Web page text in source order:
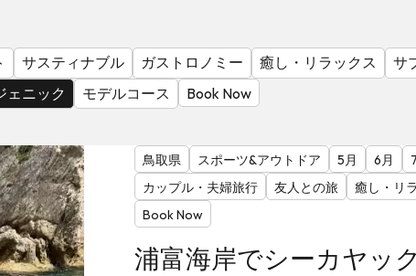
サスティナブル ガストロノミー 癒し・リラックス
サ
ェニック モデルコース Book Now
鳥取県 スポーツ&アウトドア 5月 6月
カップル・夫婦旅行
友人との旅 癒し・リ
Book Now
浦富海岸でシーカヤッ